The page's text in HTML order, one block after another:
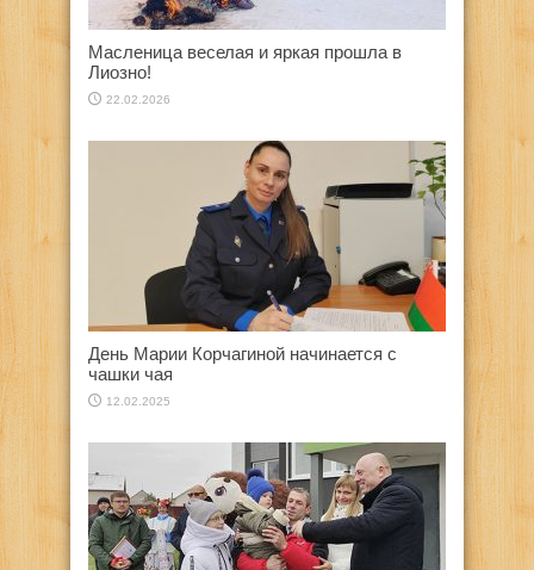
Масленица веселая и яркая прошла в
Лиозно!
22.02.2026
День Марии Корчагиной начинается с
чашки чая
12.02.2025